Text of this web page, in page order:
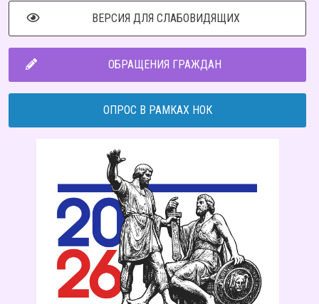
ВЕРСИЯ ДЛЯ СЛАБОВИДЯЩИХ
ОБРАЩЕНИЯ ГРАЖДАН
ОПРОС В РАМКАХ НОК